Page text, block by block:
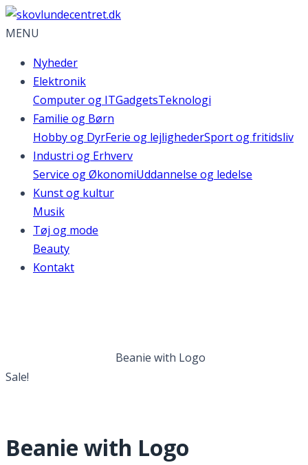
MENU
Nyheder
Elektronik
Computer og ITGadgetsTeknologi
Familie og Børn
Hobby og DyrFerie og lejlighederSport og fritidsliv
Industri og Erhverv
Service og ØkonomiUddannelse og ledelse
Kunst og kultur
Musik
Tøj og mode
Beauty
Kontakt
Beanie with Logo
Sale!
Beanie with Logo